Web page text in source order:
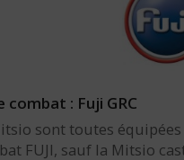
combat : Fuji GRC
sont toutes équipées
FUJI, sauf la Mitsio